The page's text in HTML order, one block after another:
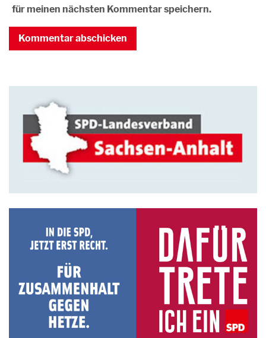
für meinen nächsten Kommentar speichern.